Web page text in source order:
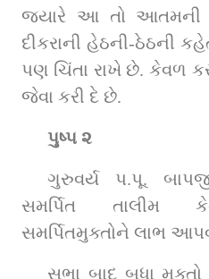
જ્યારે આ તો આતમની
દીકરાની હેઠની-ઠેઠની
પણ ચિંતા રાખે છે. કેવળ
જેવા કરી દે છે.
પુષ્પ ૨
ગુરુવર્ય પ.પૂ.
સમર્પિત તાલીમ
સમર્પિતમુક્તોને લાભ
સભા બાદ બધા